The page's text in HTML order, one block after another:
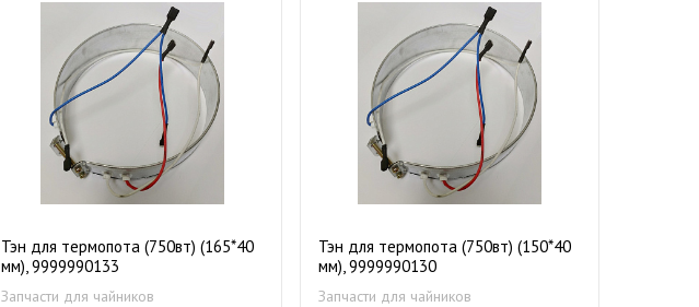
Тэн для термопота (750вт) (165*40
мм), 9999990133
Запчасти для чайников
Тэн для термопота (750вт) (150*40
мм), 9999990130
Запчасти для чайников